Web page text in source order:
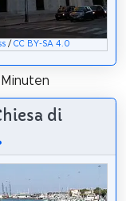
/ CC BY-SA 4.0
di